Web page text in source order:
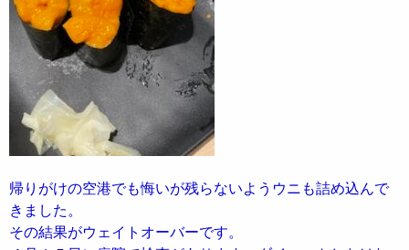
帰りがけの空港でも悔いが残らないようウニも詰め込んで
きました。
その結果がウェイトオーバーです。